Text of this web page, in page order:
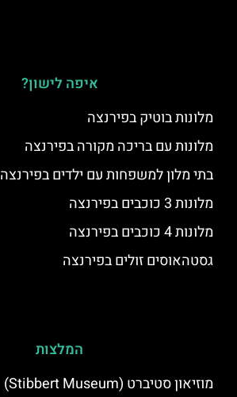
איפה לישון?
מלונות בוטיק בפירנצה
מלונות עם בריכה מקורה בפירנצה
בתי מלון למשפחות עם ילדים בפירנצה
מלונות 3 כוכבים בפירנצה
מלונות 4 כוכבים בפירנצה
גסטהאוסים זולים בפירנצה
המלצות
מוזיאון סטיברט (Stibbert Museum)